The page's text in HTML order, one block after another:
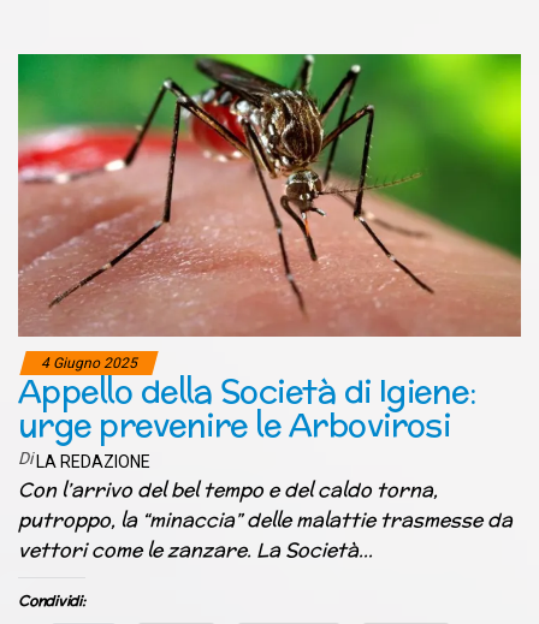
4 Giugno 2025
Appello della Società di Igiene:
urge prevenire le Arbovirosi
Di LA REDAZIONE
Con l’arrivo del bel tempo e del caldo torna,
putroppo, la “minaccia” delle malattie trasmesse da
vettori come le zanzare. La Società…
Condividi: